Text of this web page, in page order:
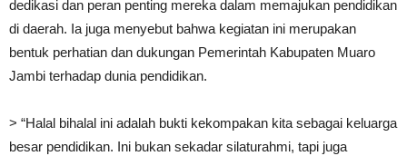
dedikasi dan peran penting mereka dalam memajukan pendidikan
di daerah. Ia juga menyebut bahwa kegiatan ini merupakan
bentuk perhatian dan dukungan Pemerintah Kabupaten Muaro
Jambi terhadap dunia pendidikan.
> “Halal bihalal ini adalah bukti kekompakan kita sebagai keluarga
besar pendidikan. Ini bukan sekadar silaturahmi, tapi juga